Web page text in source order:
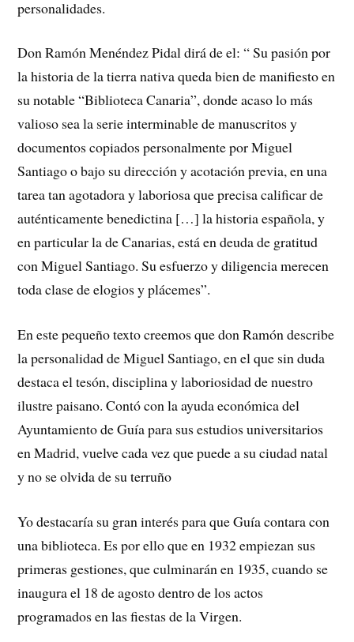
personalidades.
Don Ramón Menéndez Pidal dirá de el: “ Su pasión por
la historia de la tierra nativa queda bien de manifiesto en
su notable “Biblioteca Canaria”, donde acaso lo más
valioso sea la serie interminable de manuscritos y
documentos copiados personalmente por Miguel
Santiago o bajo su dirección y acotación previa, en una
tarea tan agotadora y laboriosa que precisa calificar de
auténticamente benedictina […] la historia española, y
en particular la de Canarias, está en deuda de gratitud
con Miguel Santiago. Su esfuerzo y diligencia merecen
toda clase de elogios y plácemes”.
En este pequeño texto creemos que don Ramón describe
la personalidad de Miguel Santiago, en el que sin duda
destaca el tesón, disciplina y laboriosidad de nuestro
ilustre paisano. Contó con la ayuda económica del
Ayuntamiento de Guía para sus estudios universitarios
en Madrid, vuelve cada vez que puede a su ciudad natal
y no se olvida de su terruño
Yo destacaría su gran interés para que Guía contara con
una biblioteca. Es por ello que en 1932 empiezan sus
primeras gestiones, que culminarán en 1935, cuando se
inaugura el 18 de agosto dentro de los actos
programados en las fiestas de la Virgen.